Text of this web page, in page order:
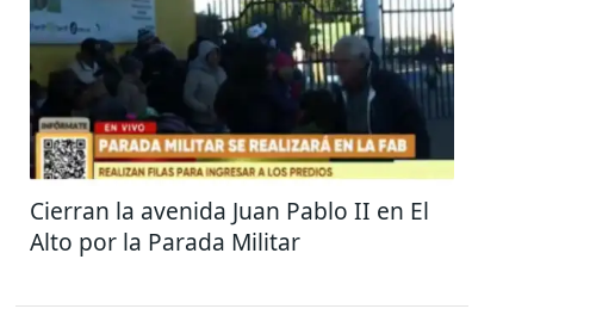
Cierran la avenida Juan Pablo II en El
Alto por la Parada Militar